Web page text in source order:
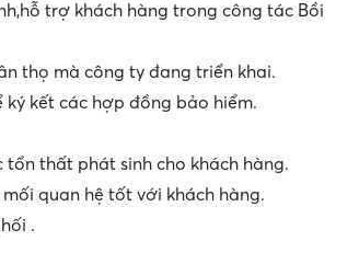
trợ khách hàng trong công tác Bồi
thọ mà công ty đang triển khai.
kết các hợp đồng bảo hiểm.
tổn thất phát sinh cho khách hàng.
quan hệ tốt với khách hàng.
.